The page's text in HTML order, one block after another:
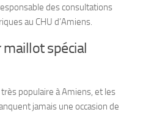
des consultations
au CHU d’Amiens.
maillot spécial
populaire à Amiens, et les
jamais une occasion de